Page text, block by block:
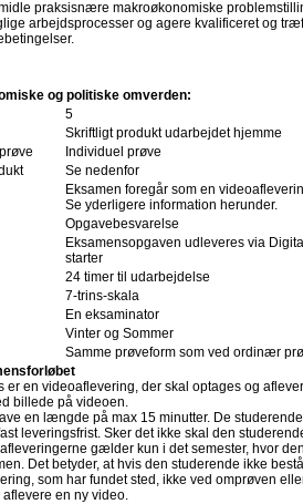
praksisnære makroøkonomiske
arbejdsprocesser og agere kvalificeret og
og politiske omverden:
5
Skriftligt produkt udarbejdet hjemme
Individuel prøve
Se nedenfor
Eksamen foregår som en
Se yderligere information herunder.
Opgavebesvarelse
Eksamensopgaven udleveres via
starter
24 timer til udarbejdelse
7-trins-skala
En eksaminator
Vinter og Sommer
Samme prøveform som ved ordinær
er en videoaflevering, der skal optages og
billede på videoen.
en længde på max 15 minutter. De
leveringsfrist. Sker det ikke skal den
gælder kun i det semester, hvor
Det betyder, at hvis den studerende ikke
som har fundet sted, ikke ved omprøven
en ny video.